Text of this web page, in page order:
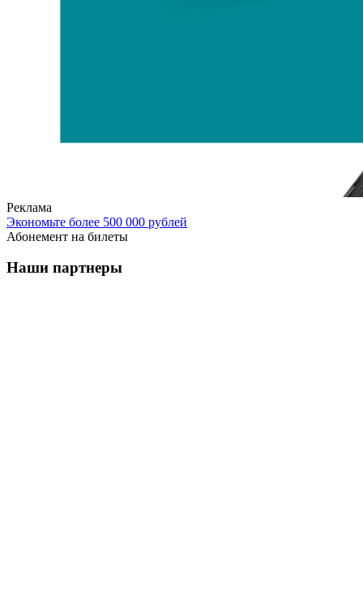
Реклама
Экономьте более 500 000 рублей
Абонемент на билеты
Наши партнеры